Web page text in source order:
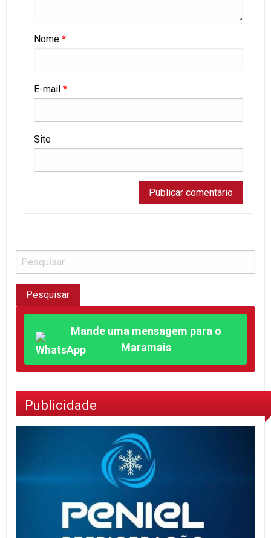
Nome *
E-mail *
Site
Mande uma mensagem para o
Maramais
Publicidade